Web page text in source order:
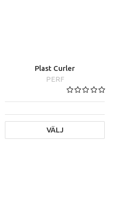
Plast Curler
PERF
VÄLJ